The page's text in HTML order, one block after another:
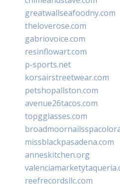
greatwallseafoodny.com
theloverose.com
gabriovoice.com
resinflowart.com
p-sports.net
korsairstreetwear.com
petshopallston.com
avenue26tacos.com
topgglasses.com
missblackpasadena.com
anneskitchen.org
reefrecordsllc.com